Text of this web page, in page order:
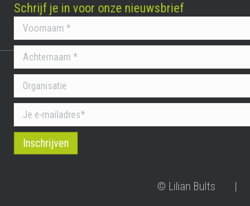
Schrijf je in voor onze nieuwsbrief
© Lilian Bults |